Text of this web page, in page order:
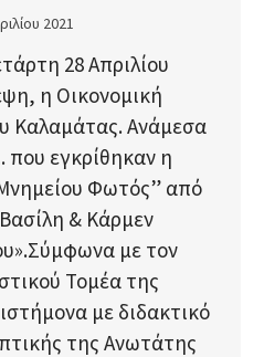
2021
28 Απριλίου
η Οικονομική
Καλαμάτας. Ανάμεσα
εγκρίθηκαν η
Φωτός” από
& Κάρμεν
με τον
Τομέα της
με διδακτικό
της Ανωτάτης